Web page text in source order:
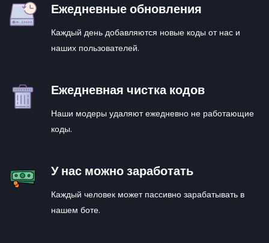
Ежедневные обновления
Каждый день добавляются новые коды от нас и
наших пользователей.
Ежедневная чистка кодов
Наши модеры удаляют ежедневно не работающие
коды.
У нас можно заработать
Каждый человек может пассивно зарабатывать в
нашем боте.